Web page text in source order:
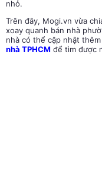
nhỏ.
Trên đây, Mogi.vn vừa
xoay quanh bán nhà
nhà có thể cập nhật
nhà TPHCM để tìm được